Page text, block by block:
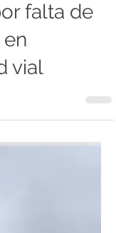
de la
falta de